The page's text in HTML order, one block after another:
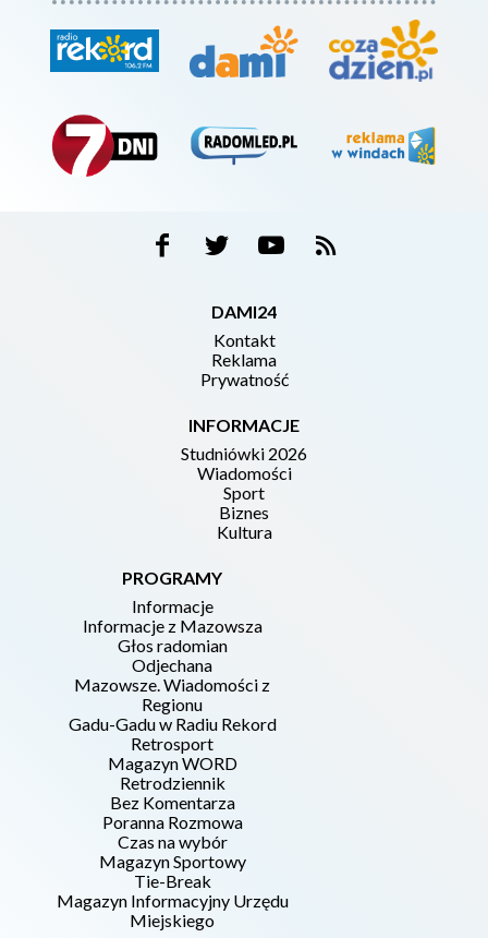
DAMI24
Kontakt
Reklama
Prywatność
INFORMACJE
Studniówki 2026
Wiadomości
Sport
Biznes
Kultura
PROGRAMY
Informacje
Informacje z Mazowsza
Głos radomian
Odjechana
Mazowsze. Wiadomości z
Regionu
Gadu-Gadu w Radiu Rekord
Retrosport
Magazyn WORD
Retrodziennik
Bez Komentarza
Poranna Rozmowa
Czas na wybór
Magazyn Sportowy
Tie-Break
Magazyn Informacyjny Urzędu
Miejskiego